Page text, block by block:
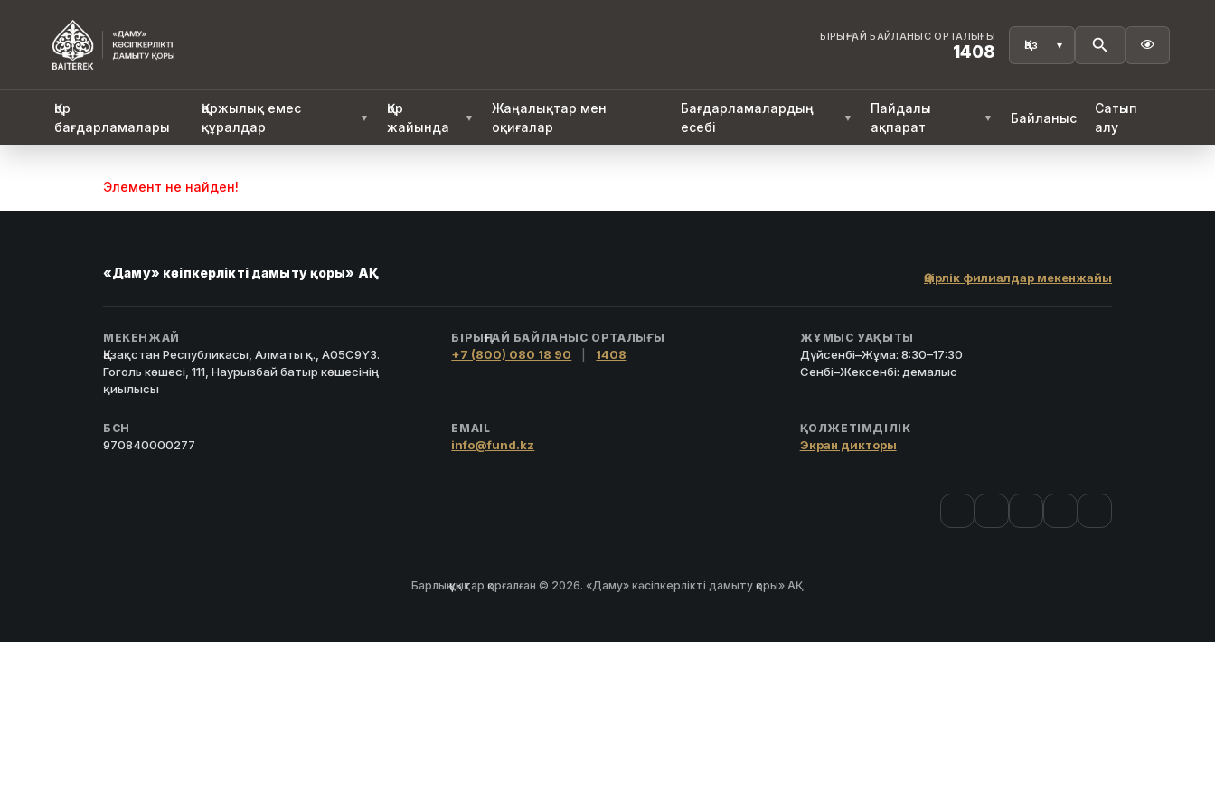
БІРЫҢҒАЙ БАЙЛАНЫС ОРТАЛЫҒЫ
1408 
Қор
бағдарламалары
Қаржылық емес
құралдар
▼
Қор
жайында
▼
Жаңалықтар мен
оқиғалар
Бағдарламалардың
есебі
▼
Пайдалы
ақпарат
▼ Байланыс
Сатып
алу
Элемент не найден!
«Даму» кәсіпкерлікті дамыту қоры» АҚ Өңірлік филиалдар мекенжайы
МЕКЕНЖАЙ
Қазақстан Республикасы, Алматы қ., A05C9Y3.
Гоголь көшесі, 111, Наурызбай батыр көшесінің
қиылысы
БІРЫҢҒАЙ БАЙЛАНЫС ОРТАЛЫҒЫ
+7 (800) 080 18 90 1408
ЖҰМЫС УАҚЫТЫ
Дүйсенбі–Жұма: 8:30–17:30
Сенбі–Жексенбі: демалыс
БСН
970840000277
EMAIL
info@fund.kz
ҚОЛЖЕТІМДІЛІК
Экран дикторы
Барлық құқықтар қорғалған © 2026. «Даму» кәсіпкерлікті дамыту қоры» АҚ